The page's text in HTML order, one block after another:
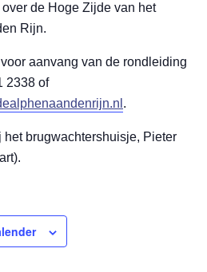
de Hoge Zijde van het
Rijn.
aanvang van de rondleiding
2338 of
.
brugwachtershuisje, Pieter